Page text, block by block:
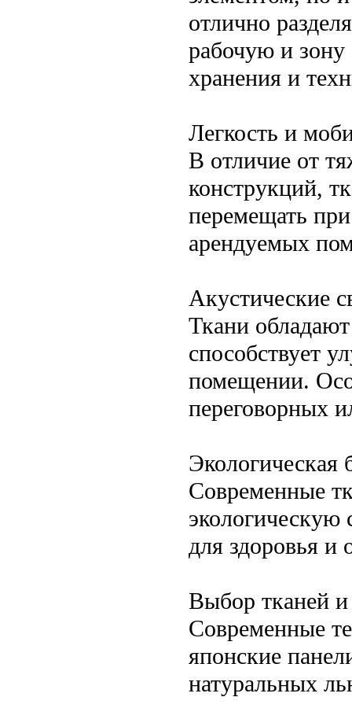
отлично
рабочую и
хранения и
Легкость и
В отличие от
конструкций,
перемещать
арендуемых
Акустические
Ткани
способствует
помещении.
переговорных
Экологическая
Современные
экологическую
для здоровья
Выбор тканей и
Современные
японские
натуральных